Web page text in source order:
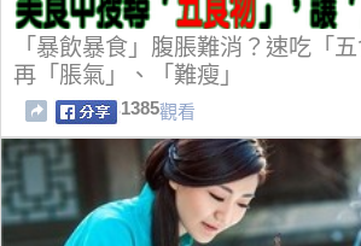
「暴飲暴食」腹脹難消？速吃「
再「脹氣」、「難瘦」
1385觀看